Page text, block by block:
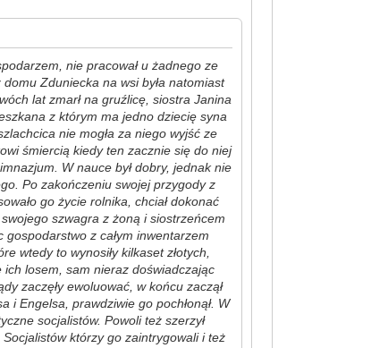
nie pracował u żadnego ze
Zduniecka na wsi była natomiast
lat zmarł na gruźlicę, siostra Janina
z którym ma jedno dziecię syna
nie mogła za niego wyjść ze
śmiercią kiedy ten zacznie się do niej
W nauce był dobry, jednak nie
Po zakończeniu swojej przygody z
go życie rolnika, chciał dokonać
szwagra z żoną i siostrzeńcem
z całym inwentarzem
wtedy to wynosiły kilkaset złotych,
ich losem, sam nieraz doświadczając
zaczęły ewoluować, w końcu zaczął
i Engelsa, prawdziwie go pochłonął. W
socjalistów. Powoli też szerzył
którzy go zaintrygowali i też